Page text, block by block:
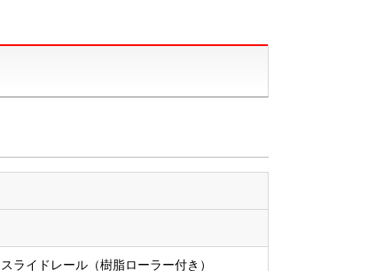
イドレール（樹脂ローラー付き）